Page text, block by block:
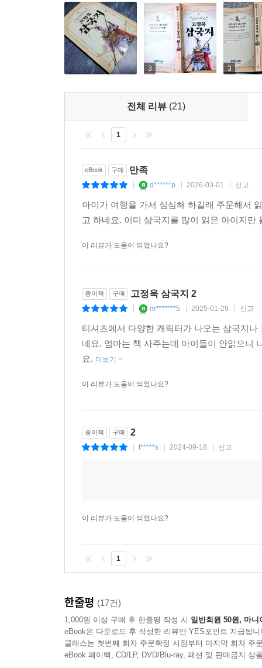
3 3
전체 리뷰 (21)
1
eBook 구매 만족
d******p 2026-03-01 신고
아이가 여행을 가서 심심해 하길래 주문해서
고 하네요. 이미 삼국지를 많이 읽은 아이지
이 리뷰가 도움이 되었나요?
종이책 구매 고정욱 삼국지 2
m*******5 2025-01-29 신고
티셔츠에서 다양한 캐릭터가 나오는 삼국지
네요. 엄마는 책 사주는데 아이들이 안읽으니
요. 더보기
이 리뷰가 도움이 되었나요?
종이책 구매 2
t*****s 2024-09-18 신고
이 리뷰가 도움이 되었나요?
1
한줄평 (17건)
1,000원 이상 구매 후 한줄평 작성 시 일반회원 50원, 마니
eBook은 다운로드 후 작성한 리뷰만 YES포인트 지급됩니
클래스는 첫번째 회차 주문확정 시점부터 마지막 회차 주
eBook 페이백, CD/LP, DVD/Blu-ray, 패션 및 판매금지 상